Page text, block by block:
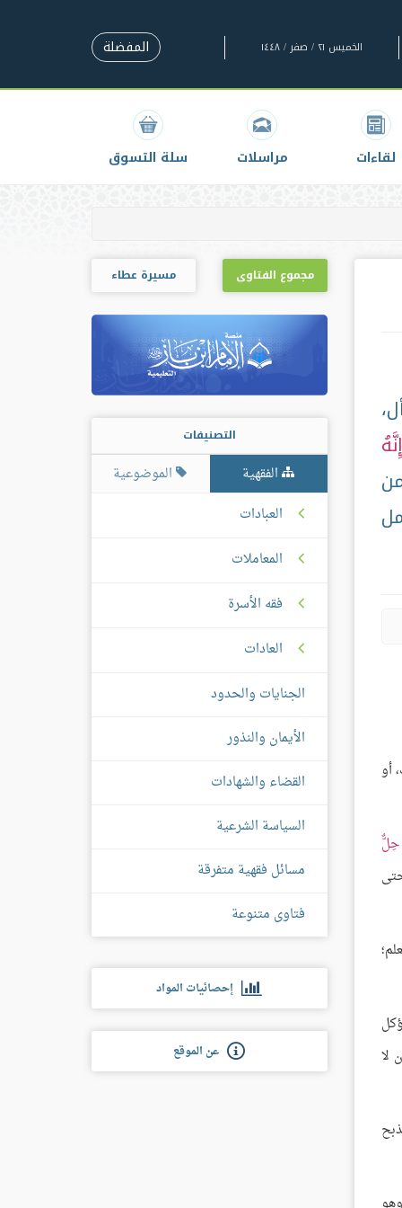
الخميس ٢١ / صفر / ١٤٤٨ المفضلة
لقاءات مراسلات سلة التسوق
أو
حِلٌّ
لا
مجموع الفتاوى مسيرة عطاء
التصنيفات
الفقهية
الموضوعية
العبادات
المعاملات
فقه الأسرة
العادات
الجنايات والحدود
الأيمان والنذور
القضاء والشهادات
السياسة الشرعية
مسائل فقهية متفرقة
فتاوى متنوعة
إحصائيات المواد
عن الموقع